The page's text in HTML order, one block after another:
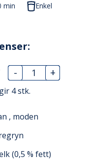
min Enkel
- +
4stk.
, moden
(0,5 % fett)